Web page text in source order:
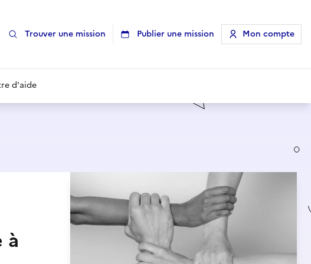
Trouver une mission Publier une mission Mon compte
d'aide
à